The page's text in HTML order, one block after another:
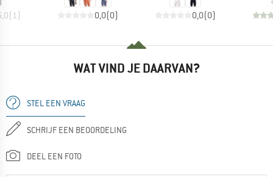
(1) 0,0(0) 0,0(0)
WAT VIND JE DAARVAN?
STEL EEN VRAAG
SCHRIJF EEN BEOORDELING
DEEL EEN FOTO